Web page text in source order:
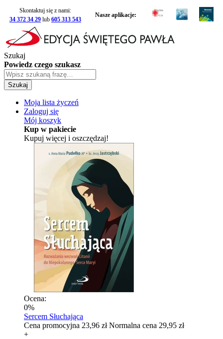
Skontaktuj się z nami:
34 372 34 29 lub 605 313 543
Nasze aplikacje:
Szukaj
Powiedz czego szukasz
Szukaj
Moja lista życzeń
Zaloguj się
Mój koszyk
Kup w pakiecie
Kupuj więcej i oszczędzaj!
Ocena:
0%
Sercem Słuchająca
Cena promocyjna 23,96 zł Normalna cena 29,95 zł
+